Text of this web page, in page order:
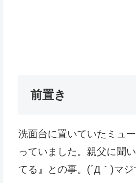
前置き
洗面台に置いていたミュ
っていました。親父に聞
てる』との事。(´Д｀)マジ